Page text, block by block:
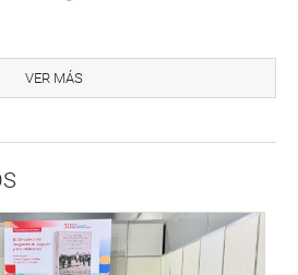
de soles se han dilapidado en
perseguir a los informales y no
y no solo la grande, sino
donde las ganancias se
genera empleo y dinamizan la
VER MÁS